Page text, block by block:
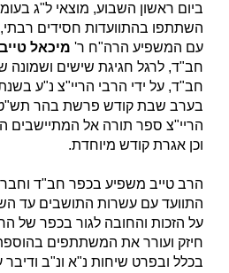
ביום ראשון השבוע, מוצאי ל"ג
השתתפו בהתוועדות חסידים
עם המשפיע הרה"ח ר' מיכאל טייב
חב"ד, לרגל חגיגת שישים ושמונה
חב"ד, על ידי הרבי הריי"צ נ"ע
בערב שבת קודש פרשת בהר תש"ט,
הריי"צ ספר תורה אל המתיישבים
וכן אגרת קודש מיוחדת.
הרב טייב משפיע בכפר חב"ד וחבר
התוועד עם עשרות התושבים עד
על הזכות והחובה לגור בכפר של
חיזק ועורר את המשתתפים
בכלל ובפרט שיחות נ"א ונ"ב ודיבר